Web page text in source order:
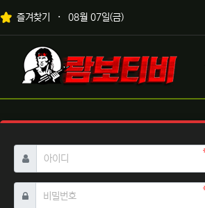
상단 네비
즐겨찾기 08월 07일(금)
메인 메뉴
로고
아이디 필수
비밀번호필수